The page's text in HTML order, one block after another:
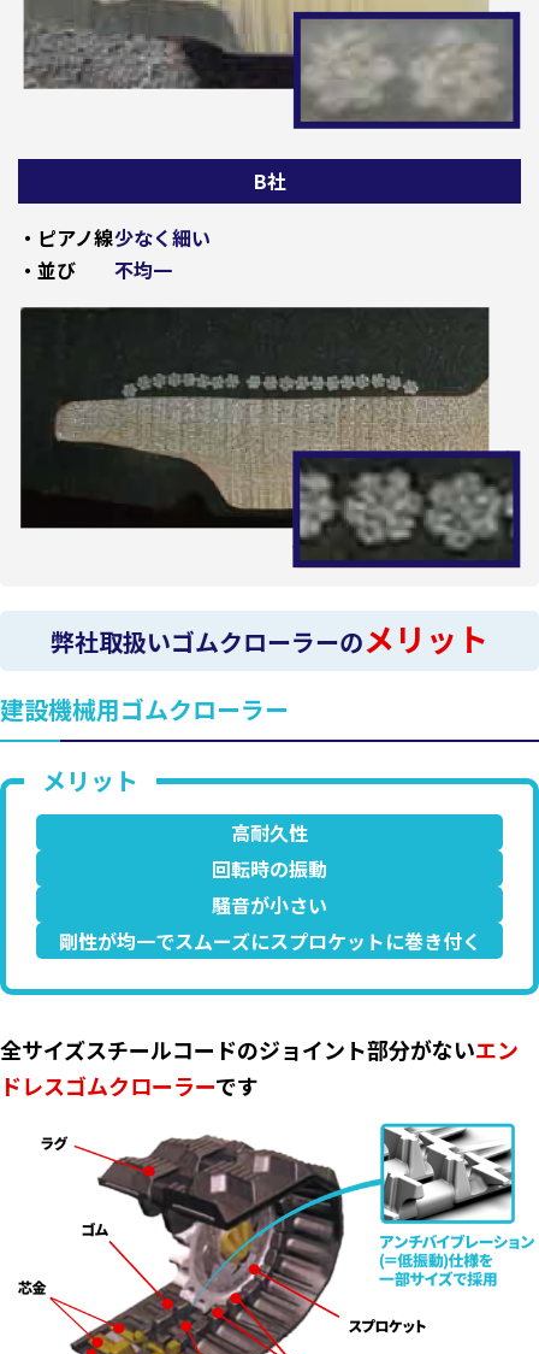
B社
・ピアノ線少なく細い
・並び
不均一
弊社取扱いゴムクローラーのメリット
建設機械用ゴムクローラー
高耐久性
回転時の振動
騒音が小さい
剛性が均一でスムーズにスプロケットに巻き付く
全サイズスチールコードのジョイント部分がないエン
ドレスゴムクローラーです